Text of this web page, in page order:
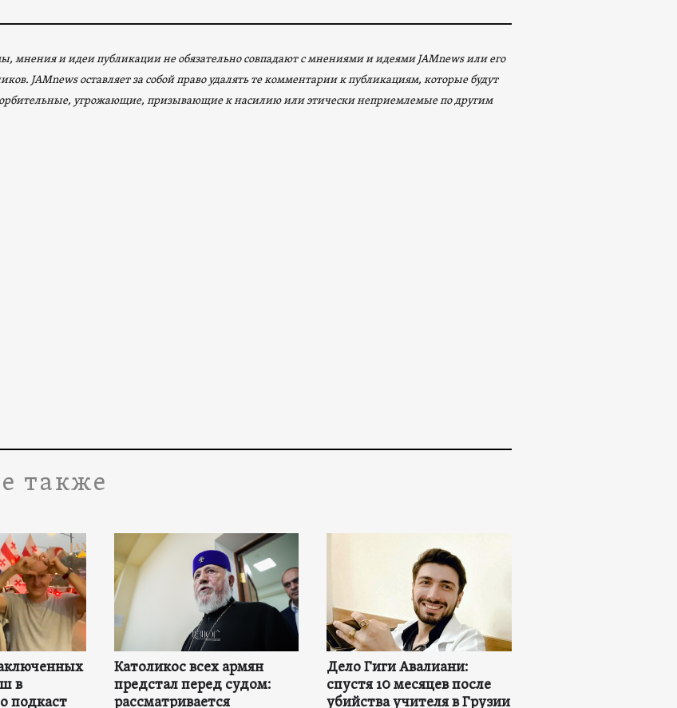
мнения и идеи публикации не обязательно совпадают с мнениями и идеями JAMnews или его
JAMnews оставляет за собой право удалять те комментарии к публикациям, которые будут
угрожающие, призывающие к насилию или этически неприемлемые по другим
также
в
подкаст
Католикос всех армян
предстал перед судом:
рассматривается
Дело Гиги Авалиани:
спустя 10 месяцев после
убийства учителя в Грузии